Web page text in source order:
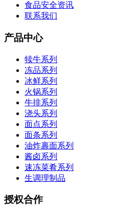
食品安全资讯
联系我们
产品中心
犊牛系列
冻品系列
冰鲜系列
火锅系列
牛排系列
浇头系列
面点系列
面条系列
油炸裹面系列
酱卤系列
速冻菜肴系列
生调理制品
授权合作